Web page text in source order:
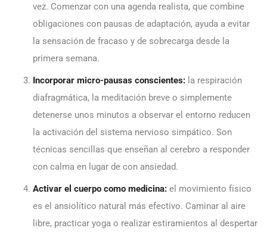
vez. Comenzar con una agenda realista, que combine
obligaciones con pausas de adaptación, ayuda a evitar
la sensación de fracaso y de sobrecarga desde la
primera semana.
Incorporar micro-pausas conscientes: la respiración
diafragmática, la meditación breve o simplemente
detenerse unos minutos a observar el entorno reducen
la activación del sistema nervioso simpático. Son
técnicas sencillas que enseñan al cerebro a responder
con calma en lugar de con ansiedad.
Activar el cuerpo como medicina: el movimiento físico
es el ansiolítico natural más efectivo. Caminar al aire
libre, practicar yoga o realizar estiramientos al despertar